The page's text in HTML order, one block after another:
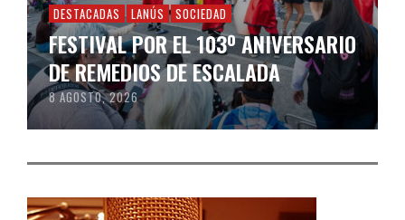
DESTACADAS LANÚS SOCIEDAD
FESTIVAL POR EL 103º ANIVERSARIO
DE REMEDIOS DE ESCALADA
8 AGOSTO, 2026